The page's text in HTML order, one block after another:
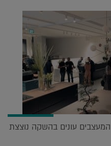
עונים בהשקה נוצצת